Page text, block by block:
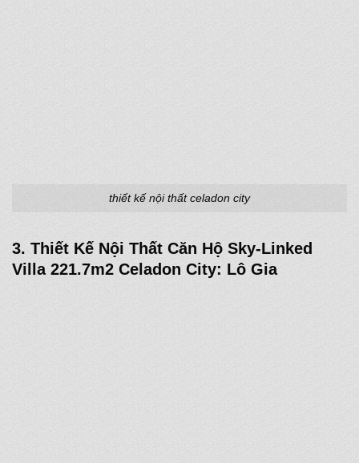
thiết kế nội thất celadon city
3. Thiết Kế Nội Thất Căn Hộ Sky-Linked
Villa 221.7m2 Celadon City: Lô Gia